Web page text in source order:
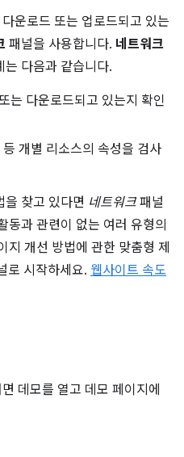
운로드 또는 업로드되고 있는
패널을 사용합니다. 네트워크
는 다음과 같습니다.
는 다운로드되고 있는지 확인
개별 리소스의 속성을 검사
을 찾고 있다면 네트워크 패널
동과 관련이 없는 여러 유형의
지 개선 방법에 관한 맞춤형 제
로 시작하세요. 웹사이트 속도
데모를 열고 데모 페이지에